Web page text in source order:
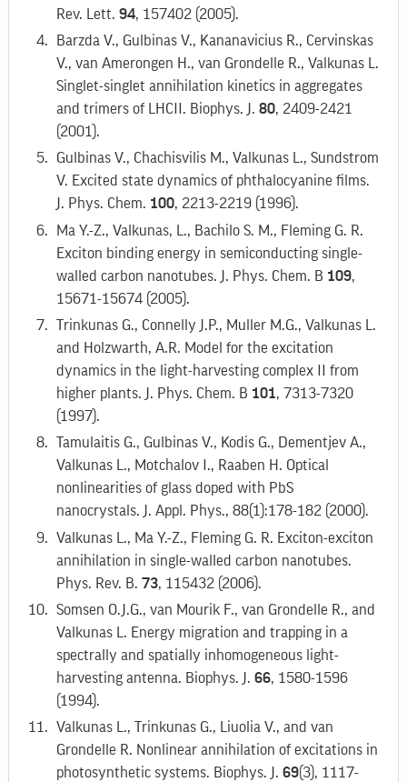
Rev. Lett. 94, 157402 (2005).
Barzda V., Gulbinas V., Kananavicius R., Cervinskas
V., van Amerongen H., van Grondelle R., Valkunas L.
Singlet-singlet annihilation kinetics in aggregates
and trimers of LHCII. Biophys. J. 80, 2409-2421
(2001).
Gulbinas V., Chachisvilis M., Valkunas L., Sundstrom
V. Excited state dynamics of phthalocyanine films.
J. Phys. Chem. 100, 2213-2219 (1996).
Ma Y.-Z., Valkunas, L., Bachilo S. M., Fleming G. R.
Exciton binding energy in semiconducting single-
walled carbon nanotubes. J. Phys. Chem. B 109,
15671-15674 (2005).
Trinkunas G., Connelly J.P., Muller M.G., Valkunas L.
and Holzwarth, A.R. Model for the excitation
dynamics in the light-harvesting complex II from
higher plants. J. Phys. Chem. B 101, 7313-7320
(1997).
Tamulaitis G., Gulbinas V., Kodis G., Dementjev A.,
Valkunas L., Motchalov I., Raaben H. Optical
nonlinearities of glass doped with PbS
nanocrystals. J. Appl. Phys., 88(1):178-182 (2000).
Valkunas L., Ma Y.-Z., Fleming G. R. Exciton-exciton
annihilation in single-walled carbon nanotubes.
Phys. Rev. B. 73, 115432 (2006).
Somsen O.J.G., van Mourik F., van Grondelle R., and
Valkunas L. Energy migration and trapping in a
spectrally and spatially inhomogeneous light-
harvesting antenna. Biophys. J. 66, 1580-1596
(1994).
Valkunas L., Trinkunas G., Liuolia V., and van
Grondelle R. Nonlinear annihilation of excitations in
photosynthetic systems. Biophys. J. 69(3), 1117-